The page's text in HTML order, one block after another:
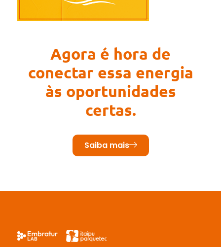
Agora é hora de
conectar essa energia
às oportunidades
certas.
Saiba mais